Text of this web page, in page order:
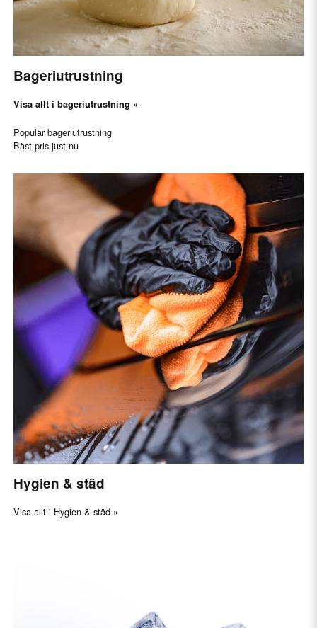
Bageriutrustning
Visa allt i bageriutrustning »
Populär bageriutrustning
Bäst pris just nu
Hygien & städ
Visa allt i Hygien & städ »